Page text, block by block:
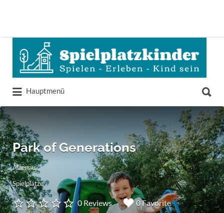
Suchen
nach:
Hauptmenü
nach:
Park of Generations
Alzenau
Spielplätze
0 Reviews 0 Favorite